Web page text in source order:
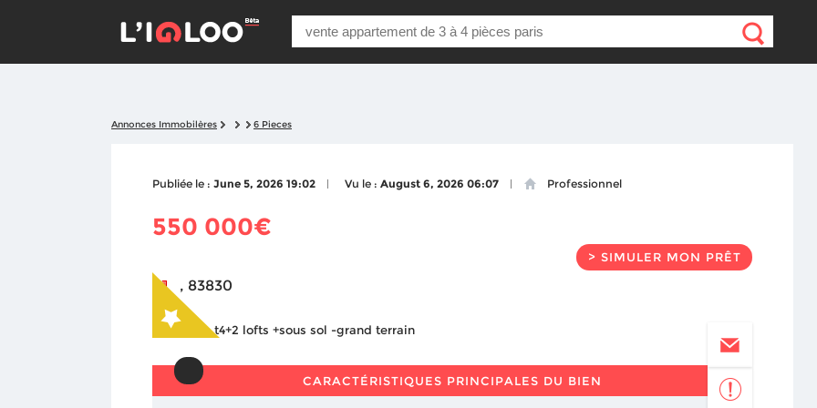
Annonces Immobilères 6 Pieces
Publiée le : June 5, 2026 19:02 Vu le : August 6, 2026 06:07 Professionnel
550 000€
> SIMULER MON PRÊT
, 83830
CARACTÉRISTIQUES PRINCIPALES DU BIEN